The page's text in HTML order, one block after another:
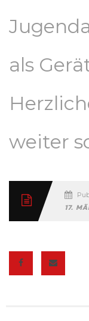
als
weiter
17.